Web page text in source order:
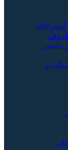
ظروف
دستی
و